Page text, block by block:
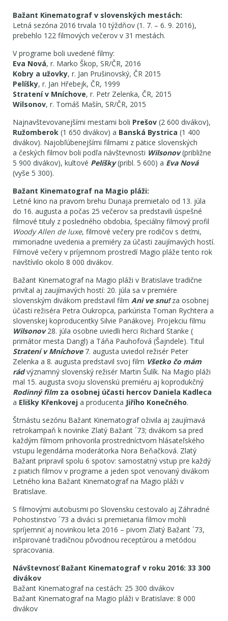
Bažant Kinematograf v slovenských mestách:
Letná sezóna 2016 trvala 10 týždňov (1. 7. – 6. 9. 2016),
prebehlo 122 filmových večerov v 31 mestách.
V programe boli uvedené filmy:
Eva Nová, r. Marko Škop, SR/ČR, 2016
Kobry a užovky, r. Jan Prušinovský, ČR 2015
Pelíšky, r. Jan Hřebejk, ČR, 1999
Stratení v Mníchove, r. Petr Zelenka, ČR, 2015
Wilsonov, r. Tomáš Mašín, SR/ČR, 2015
Najnavštevovanejšími mestami boli Prešov (2 600 divákov),
Ružomberok (1 650 divákov) a Banská Bystrica (1 400
divákov). Najobľúbenejšími filmami z pätice slovenských
a českých filmov boli podľa návštevnosti Wilsonov(približne
5 900 divákov), kultové Pelíšky (pribl. 5 600) a Eva Nová
(vyše 5 300).
Bažant Kinematograf na Magio pláži:
Letné kino na pravom brehu Dunaja premietalo od 13. júla
do 16. augusta a počas 25 večerov sa predstavili úspešné
filmové tituly z posledného obdobia, špeciálny filmový profil
Woody Allen de luxe, filmové večery pre rodičov s deťmi,
mimoriadne uvedenia a premiéry za účasti zaujímavých hostí.
Filmové večery v príjemnom prostredí Magio pláže tento rok
navštívilo okolo 8 000 divákov.
Bažant Kinematograf na Magio pláži v Bratislave tradične
privítal aj zaujímavých hostí: 20. júla sa v premiére
slovenským divákom predstavil film Ani ve snu!za osobnej
účasti režiséra Petra Oukropca, parkúrista Toman Rychtera a
slovenskej koproducentky Silvie Panákovej. Projekciu filmu
Wilsonov 28. júla osobne uviedli herci Richard Stanke (
primátor mesta Dangl) a Táňa Pauhofová (Šajndele). Titul
Stratení v Mníchove7. augusta uviedol režisér Peter
Zelenka a 8. augusta predstavil svoj film Všetko čo mám
rádvýznamný slovenský režisér Martin Šulík. Na Magio pláži
mal 15. augusta svoju slovenskú premiéru aj koprodukčný
Rodinný film za osobnej účasti hercov Daniela Kadleca
a Elišky Křenkovej a producenta Jiřího Konečného.
Štrnástu sezónu Bažant Kinematograf oživila aj zaujímavá
retrokampaň k novinke Zlatý Bažant ´73; divákom sa pred
každým filmom prihovorila prostredníctvom hlásateľského
vstupu legendárna moderátorka Nora Beňačková. Zlatý
Bažant pripravil spolu 6 spotov: samostatný vstup pre každý
z piatich filmov v programe a jeden spot venovaný divákom
Letného kina Bažant Kinematograf na Magio pláži v
Bratislave.
S filmovými autobusmi po Slovensku cestovalo aj Záhradné
Pohostinstvo ´73 a diváci si premietania filmov mohli
spríjemniť aj novinkou leta 2016 – pivom Zlatý Bažant ´73,
inšpirované tradičnou pôvodnou receptúrou a metódou
spracovania.
Návštevnosť Bažant Kinematograf v roku 2016: 33 300
divákov
Bažant Kinematograf na cestách: 25 300 divákov
Bažant Kinematograf na Magio pláži v Bratislave: 8 000
divákov